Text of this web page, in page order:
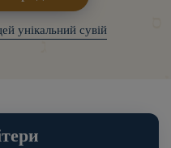
унікальний сувій